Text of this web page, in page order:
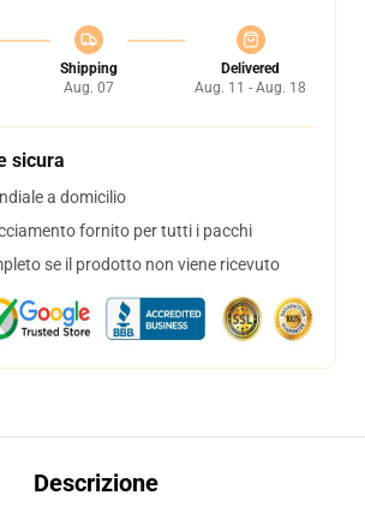
Shipping
Aug. 07
Delivered
Aug. 11 - Aug. 18
sicura
a domicilio
fornito per tutti i pacchi
se il prodotto non viene ricevuto
Descrizione